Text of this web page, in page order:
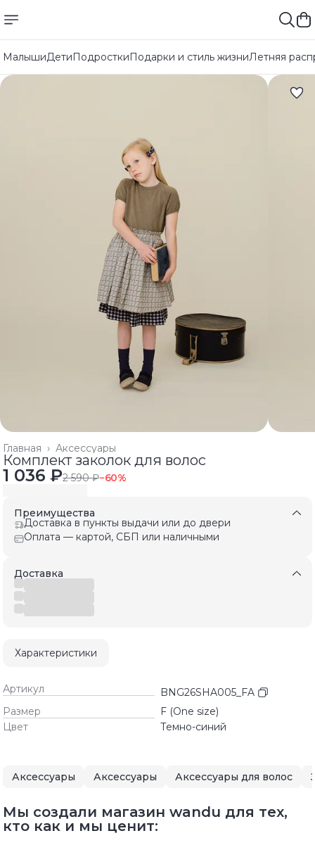
МалышиДетиПодросткиПодарки и стиль жизниЛетняя
Аксессуары
Главная ›
Комплект заколок для волос
1 036 ₽2 590 ₽−60%
Преимущества
Доставка в пункты выдачи или до двери
Оплата — картой, СБП или наличными
Доставка
Характеристики
Артикул
BNG26SHA005_FA
Размер
F (One size)
Цвет
Темно-синий
Аксессуары Аксессуары Аксессуары для волос
Мы создали магазин wandu для тех,
кто как и мы ценит: